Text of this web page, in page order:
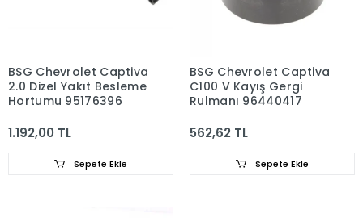
BSG Chevrolet Captiva
2.0 Dizel Yakıt Besleme
Hortumu 95176396
1.192,00 TL
Sepete Ekle
BSG Chevrolet Captiva
C100 V Kayış Gergi
Rulmanı 96440417
562,62 TL
Sepete Ekle